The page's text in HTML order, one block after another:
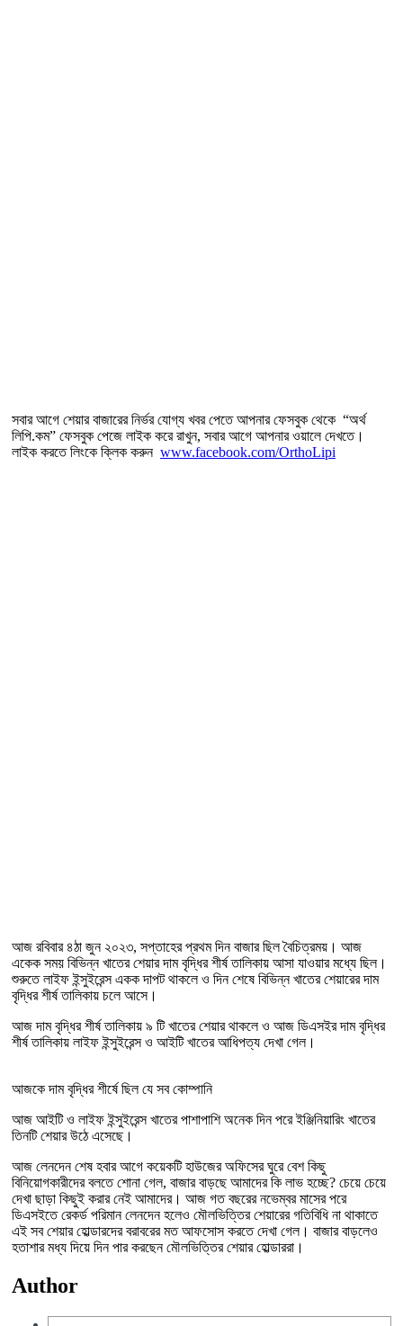
সবার আগে শেয়ার বাজারের নির্ভর যোগ্য খবর পেতে আপনার ফেসবুক থেকে “অর্থ
লিপি.কম” ফেসবুক পেজে লাইক করে রাখুন, সবার আগে আপনার ওয়ালে দেখতে।
লাইক করতে লিংকে ক্লিক করুন www.facebook.com/OrthoLipi
আজ রবিবার ৪ঠা জুন ২০২৩, সপ্তাহের প্রথম দিন বাজার ছিল বৈচিত্রময়। আজ
একেক সময় বিভিন্ন খাতের শেয়ার দাম বৃদ্ধির শীর্ষ তালিকায় আসা যাওয়ার মধ্যে ছিল।
শুরুতে লাইফ ইন্সুইরেন্স একক দাপট থাকলে ও দিন শেষে বিভিন্ন খাতের শেয়ারের দাম
বৃদ্ধির শীর্ষ তালিকায় চলে আসে।
আজ দাম বৃদ্ধির শীর্ষ তালিকায় ৯ টি খাতের শেয়ার থাকলে ও আজ ডিএসইর দাম বৃদ্ধির
শীর্ষ তালিকায় লাইফ ইন্সুইরেন্স ও আইটি খাতের আধিপত্য দেখা গেল।
আজকে দাম বৃদ্ধির শীর্ষে ছিল যে সব কোম্পানি
আজ আইটি ও লাইফ ইন্সুইরেন্স খাতের পাশাপাশি অনেক দিন পরে ইঞ্জিনিয়ারিং খাতের
তিনটি শেয়ার উঠে এসেছে।
আজ লেনদেন শেষ হবার আগে কয়েকটি হাউজের অফিসের ঘুরে বেশ কিছু
বিনিয়োগকারীদের বলতে শোনা গেল, বাজার বাড়ছে আমাদের কি লাভ হচ্ছে? চেয়ে চেয়ে
দেখা ছাড়া কিছুই করার নেই আমাদের। আজ গত বছরের নভেম্বর মাসের পরে
ডিএসইতে রেকর্ড পরিমান লেনদেন হলেও মৌলভিত্তির শেয়ারের গতিবিধি না থাকাতে
এই সব শেয়ার হোল্ডারদের বরাবরের মত আফসোস করতে দেখা গেল। বাজার বাড়লেও
হতাশার মধ্য দিয়ে দিন পার করছেন মৌলভিত্তির শেয়ার হোল্ডাররা।
Author